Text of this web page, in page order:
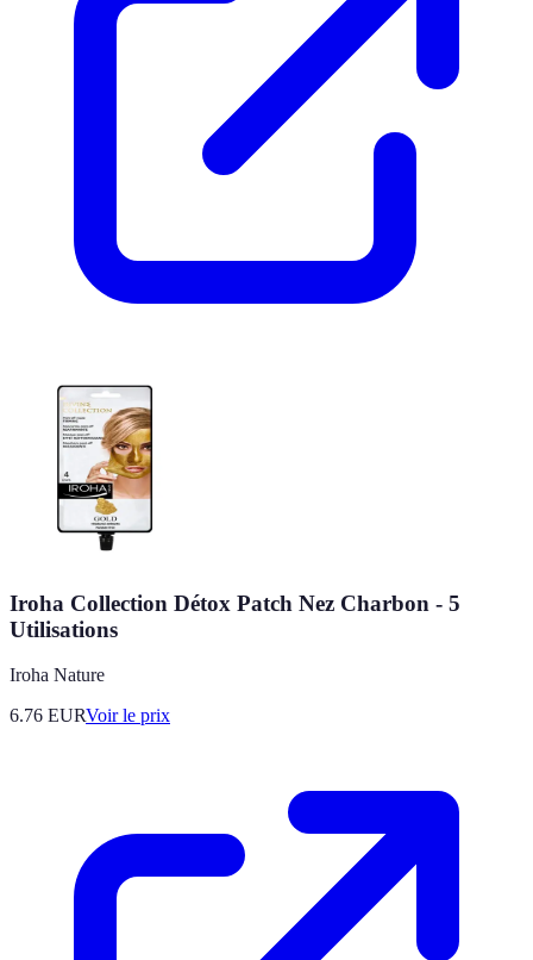
Iroha Collection Détox Patch Nez Charbon - 5
Utilisations
Iroha Nature
6.76 EURVoir le prix